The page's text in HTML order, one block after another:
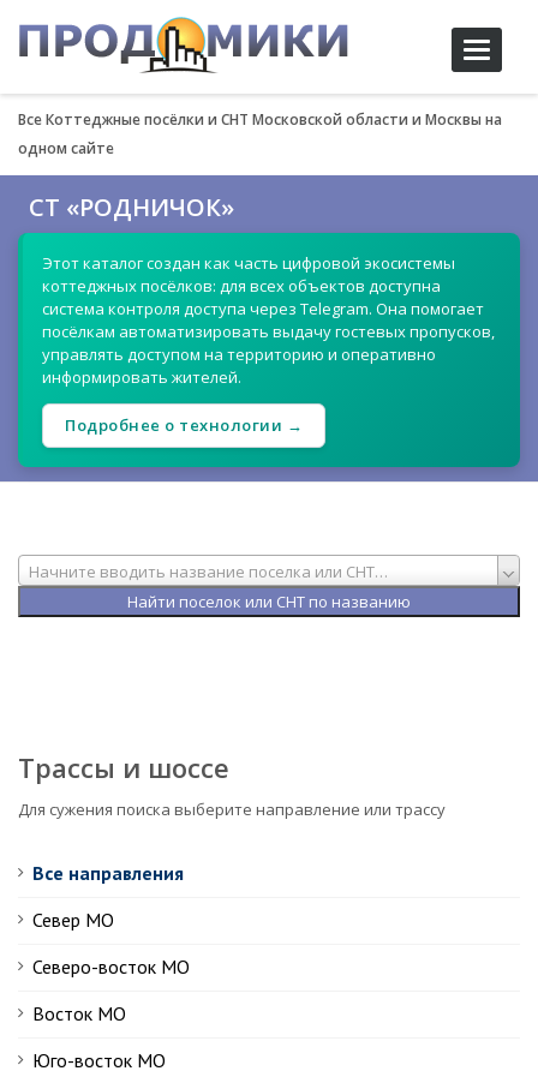
Toggle
Все Коттеджные посёлки и СНТ Московской области и Москвы на
одном сайте
СТ «РОДНИЧОК»
Этот каталог создан как часть цифровой экосистемы
коттеджных посёлков: для всех объектов доступна
система контроля доступа через Telegram. Она помогает
посёлкам автоматизировать выдачу гостевых пропусков,
управлять доступом на территорию и оперативно
информировать жителей.
Подробнее о технологии →
Начните вводить название поселка или СНТ…
Трассы и шоссе
Для сужения поиска выберите направление или трассу
Все направления
Север МО
Северо-восток МО
Восток МО
Юго-восток МО